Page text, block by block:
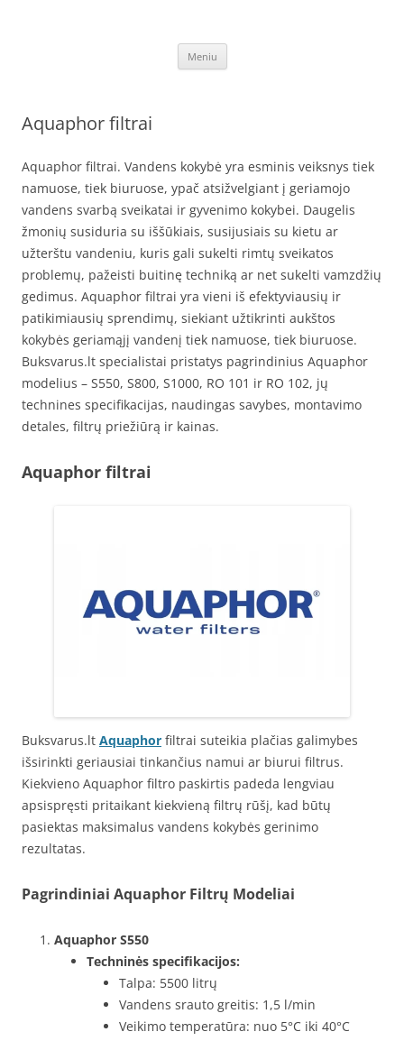
sukūrimui – verslo internete stiprinimui, paslaugų ar prekių
Meniu
Aquaphor filtrai
Aquaphor filtrai. Vandens kokybė yra esminis veiksnys tiek
namuose, tiek biuruose, ypač atsižvelgiant į geriamojo
vandens svarbą sveikatai ir gyvenimo kokybei. Daugelis
žmonių susiduria su iššūkiais, susijusiais su kietu ar
užterštu vandeniu, kuris gali sukelti rimtų sveikatos
problemų, pažeisti buitinę techniką ar net sukelti vamzdžių
gedimus. Aquaphor filtrai yra vieni iš efektyviausių ir
patikimiausių sprendimų, siekiant užtikrinti aukštos
kokybės geriamąjį vandenį tiek namuose, tiek biuruose.
Buksvarus.lt specialistai pristatys pagrindinius Aquaphor
modelius – S550, S800, S1000, RO 101 ir RO 102, jų
technines specifikacijas, naudingas savybes, montavimo
detales, filtrų priežiūrą ir kainas.
Aquaphor filtrai
Buksvarus.lt Aquaphor filtrai suteikia plačias galimybes
išsirinkti geriausiai tinkančius namui ar biurui filtrus.
Kiekvieno Aquaphor filtro paskirtis padeda lengviau
apsispręsti pritaikant kiekvieną filtrų rūšį, kad būtų
pasiektas maksimalus vandens kokybės gerinimo
rezultatas.
Pagrindiniai Aquaphor Filtrų Modeliai
Aquaphor S550
Techninės specifikacijos:
Talpa: 5500 litrų
Vandens srauto greitis: 1,5 l/min
Veikimo temperatūra: nuo 5°C iki 40°C